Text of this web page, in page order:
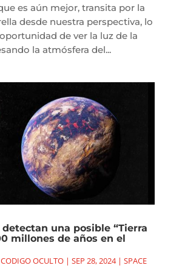
es aún mejor, transita por la
desde nuestra perspectiva, lo
de ver la luz de la
la atmósfera del...
una posible “Tierra
millones de años en el
OCULTO| SEP 28, 2024| SPACE